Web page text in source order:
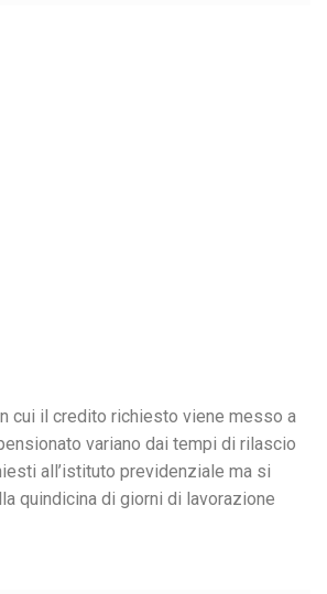
cui il credito richiesto viene messo a
variano dai tempi di rilascio
all’istituto previdenziale ma si
quindicina di giorni di lavorazione